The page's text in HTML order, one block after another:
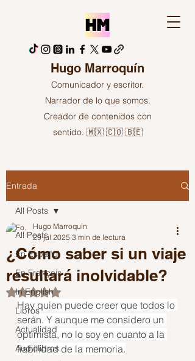
Hugo Marroquín
Comunicador y escritor.
Narrador de lo que somos.
Creador de contenidos con
sentido. 🇲🇽 🇨🇴 🇧🇪
Entrada
All Posts
En Español
En Français
In English
Libros
Actualidad
Audiolibros
All Posts
¿Cómo saber si un viaje
resultará inolvidable?
Hugo Marroquin
29 jul 2025 3 min de lectura
Obtuvo NaN de 5 estrellas.
Hay quien puede creer que todos lo
serán. Y aunque me considero un
optimista, no lo soy en cuanto a la
fiabilidad de la memoria.